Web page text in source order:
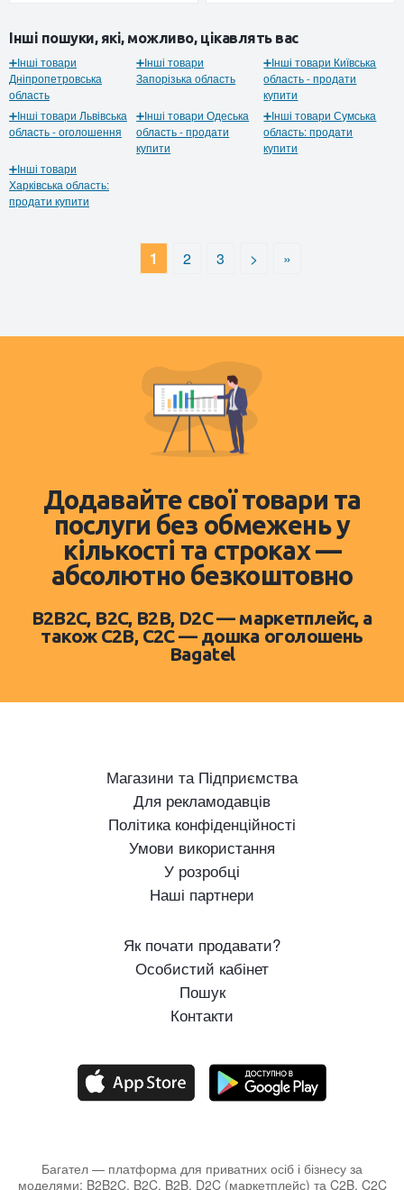
Інші пошуки, які, можливо, цікавлять вас
➕Інші товари
Дніпропетровська
область
➕Інші товари
Запорізька область
➕Інші товари Київська
область - продати
купити
➕Інші товари Львівська
область - оголошення
➕Інші товари Одеська
область - продати
купити
➕Інші товари Сумська
область: продати
купити
➕Інші товари
Харківська область:
продати купити
1 2 3 > »
Додавайте свої товари та
послуги без обмежень у
кількості та строках —
абсолютно безкоштовно
B2B2C, B2C, B2B, D2C — маркетплейс, а
також C2B, C2C — дошка оголошень
Bagatel
Магазини та Підприємства
Для рекламодавців
Політика конфіденційності
Умови використання
У розробці
Наші партнери
Як почати продавати?
Особистий кабінет
Пошук
Контакти
Багател — платформа для приватних осіб і бізнесу за
моделями: B2B2C, B2C, B2B, D2C (маркетплейс) та C2B, C2C